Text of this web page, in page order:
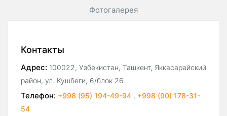
Фотогалерея
Контакты
Адрес: 100022, Узбекистан, Ташкент, Яккасарайский
район, ул. Кушбеги, 6/блок 26
Телефон: +998 (95) 194-49-94 , +998 (90) 178-31-
54